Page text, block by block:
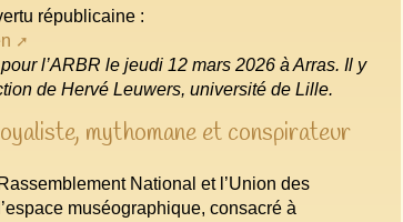
républicaine :
l’ARBR le jeudi 12 mars 2026 à Arras. Il y
de Hervé Leuwers, université de Lille.
mythomane et conspirateur
National et l’Union des
muséographique, consacré à